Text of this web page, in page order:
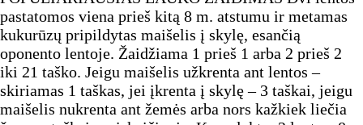
pastatomos viena prieš kitą 8 m. atstumu ir metamas
kukurūzų pripildytas maišelis į skylę, esančią
oponento lentoje. Žaidžiama 1 prieš 1 arba 2 prieš 2
iki 21 taško. Jeigu maišelis užkrenta ant lentos –
skiriamas 1 taškas, jei įkrenta į skylę – 3 taškai, jeigu
maišelis nukrenta ant žemės arba nors kažkiek liečia